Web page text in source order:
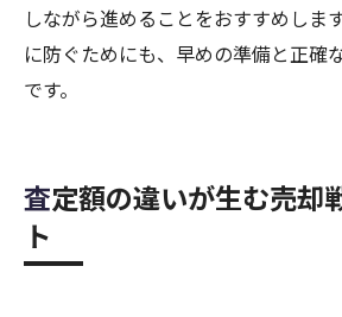
しながら進めることをおすすめしま
に防ぐためにも、早めの準備と正確
です。
査定額の違いが生む売却戦略のポイン
ト